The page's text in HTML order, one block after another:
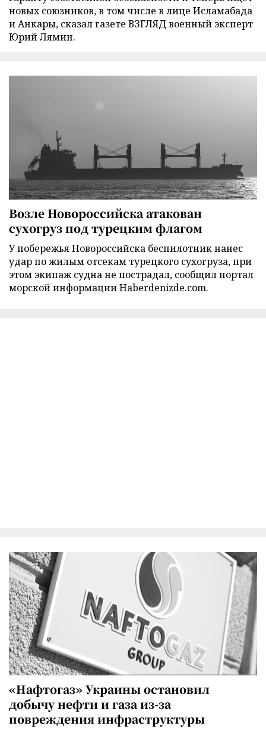
новых союзников, в том числе в лице Исламабада
и Анкары, сказал газете ВЗГЛЯД военный эксперт
Юрий Лямин.
Возле Новороссийска атакован
сухогруз под турецким флагом
У побережья Новороссийска беспилотник нанес
удар по жилым отсекам турецкого сухогруза, при
этом экипаж судна не пострадал, сообщил портал
морской информации Haberdenizde.com.
«Нафтогаз» Украины остановил
добычу нефти и газа из-за
повреждения инфраструктуры